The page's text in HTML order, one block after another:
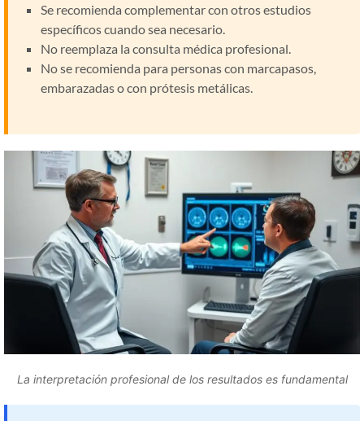
Se recomienda complementar con otros estudios
específicos cuando sea necesario.
No reemplaza la consulta médica profesional.
No se recomienda para personas con marcapasos,
embarazadas o con prótesis metálicas.
La interpretación profesional de los resultados es fundamental